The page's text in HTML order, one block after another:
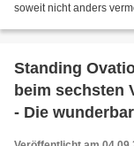
soweit nicht anders
Standing
beim sechsten
- Die